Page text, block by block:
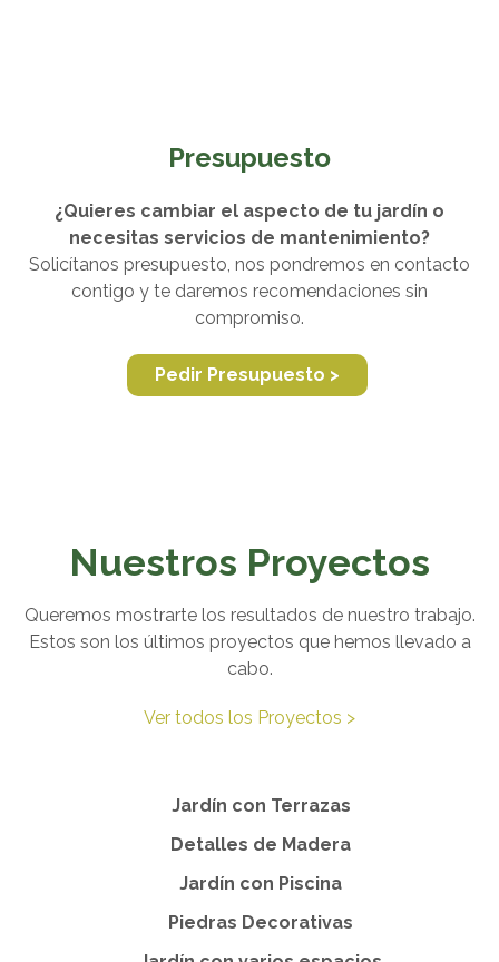
Presupuesto
¿Quieres cambiar el aspecto de tu jardín o
necesitas servicios de mantenimiento?
Solicítanos presupuesto, nos pondremos en contacto
contigo y te daremos recomendaciones sin
compromiso.
Pedir Presupuesto >
Nuestros Proyectos
Queremos mostrarte los resultados de nuestro trabajo.
Estos son los últimos proyectos que hemos llevado a
cabo.
Ver todos los Proyectos >
Jardín con Terrazas
Detalles de Madera
Jardín con Piscina
Piedras Decorativas